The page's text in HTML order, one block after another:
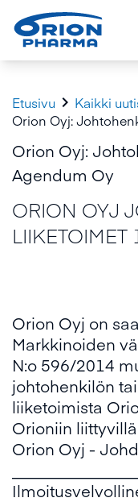
Etusivu  Kaikki
Orion Oyj:
Orion Oyj:
Agendum Oy
ORION OYJ
Orion Oyj on
Markkinoiden
N:o 596/2014
johtohenkilön
liiketoimista
Orioniin
Orion Oyj -